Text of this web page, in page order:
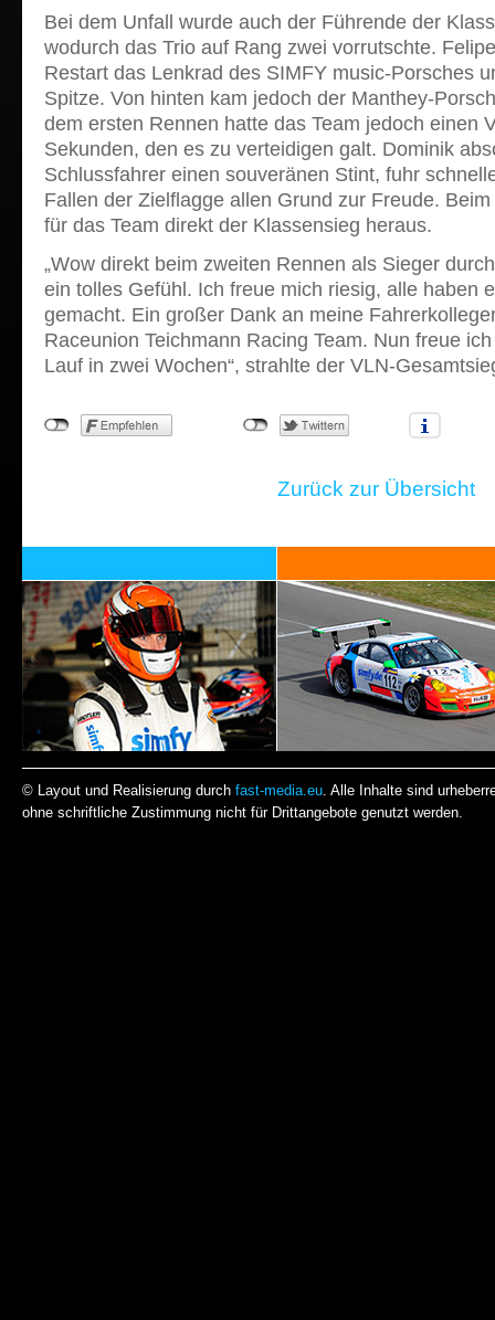
Bei dem Unfall wurde auch der Führende der
wodurch das Trio auf Rang zwei vorrutschte.
Restart das Lenkrad des SIMFY music-Porsches
Spitze. Von hinten kam jedoch der Manthey-
dem ersten Rennen hatte das Team jedoch einen
Sekunden, den es zu verteidigen galt. Dominik
Schlussfahrer einen souveränen Stint, fuhr
Fallen der Zielflagge allen Grund zur Freude.
für das Team direkt der Klassensieg heraus.
„Wow direkt beim zweiten Rennen als Sieger
ein tolles Gefühl. Ich freue mich riesig, alle haben
gemacht. Ein großer Dank an meine
Raceunion Teichmann Racing Team. Nun freue
Lauf in zwei Wochen“, strahlte der VLN-
Zurück zur Übersicht
© Layout und Realisierung durch fast-media.eu. Alle Inhalte sind
ohne schriftliche Zustimmung nicht für Drittangebote genutzt werden.